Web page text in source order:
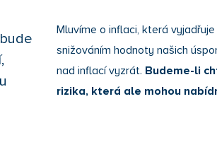
Mluvíme o inflaci, která
snižováním hodnoty našich
nad inflací vyzrát. Budeme-li
rizika, která ale mohou